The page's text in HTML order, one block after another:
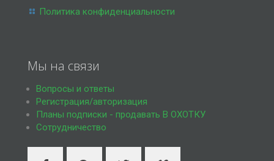
Политика конфиденциальности
Мы на связи
Вопросы и ответы
Регистрация/авторизация
Планы подписки - продавать В ОХОТКУ
Сотрудничество